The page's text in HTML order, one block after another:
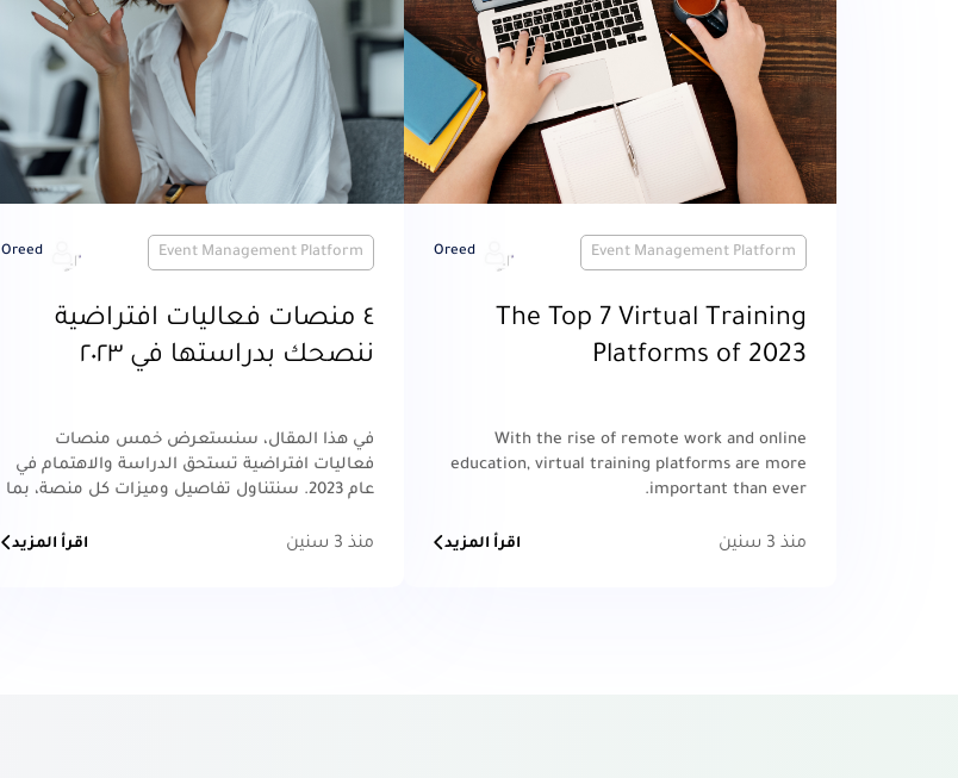
Event Management Platform
Oreed
The Top 7 Virtual Training
Platforms of 2023
With the rise of remote work and online
education, virtual training platforms are more
important than ever.
منذ 3 سنين اقرأ المزيد
Event Management Platform
Oreed
٤ منصات فعاليات افتراضية
ننصحك بدراستها في ٢٠٢٣
في هذا المقال، سنستعرض خمس منصات
فعاليات افتراضية تستحق الدراسة والاهتمام في
عام 2023. سنتناول تفاصيل وميزات كل منصة، بما
منذ 3 سنين اقرأ المزيد